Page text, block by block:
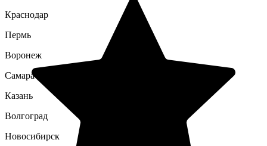
Краснодар
Пермь
Воронеж
Самара
Казань
Волгоград
Новосибирск